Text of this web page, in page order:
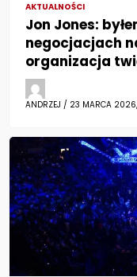
AKTUALNOŚCI
Jon Jones:
negocjacjach
organizacja
ANDRZEJ / 23 MARCA